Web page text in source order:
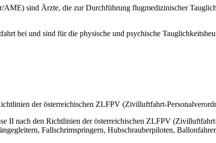
AME) sind Ärzte, die zur Durchführung flugmedizinischer
bei und sind für die physische und psychische
der österreichischen ZLFPV (Zivilluftfahrt-
II nach den Richtlinien der österreichischen ZLFPV
Fallschrimspringern, Hubschrauberpiloten,